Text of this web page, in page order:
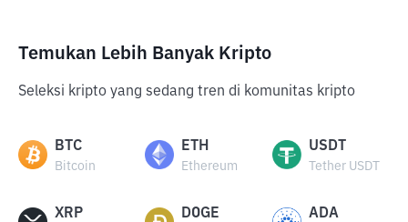
Temukan Lebih Banyak Kripto
Seleksi kripto yang sedang tren di komunitas kripto
BTC
Bitcoin
ETH
Ethereum
USDT
Tether USDT
XRP DOGE ADA